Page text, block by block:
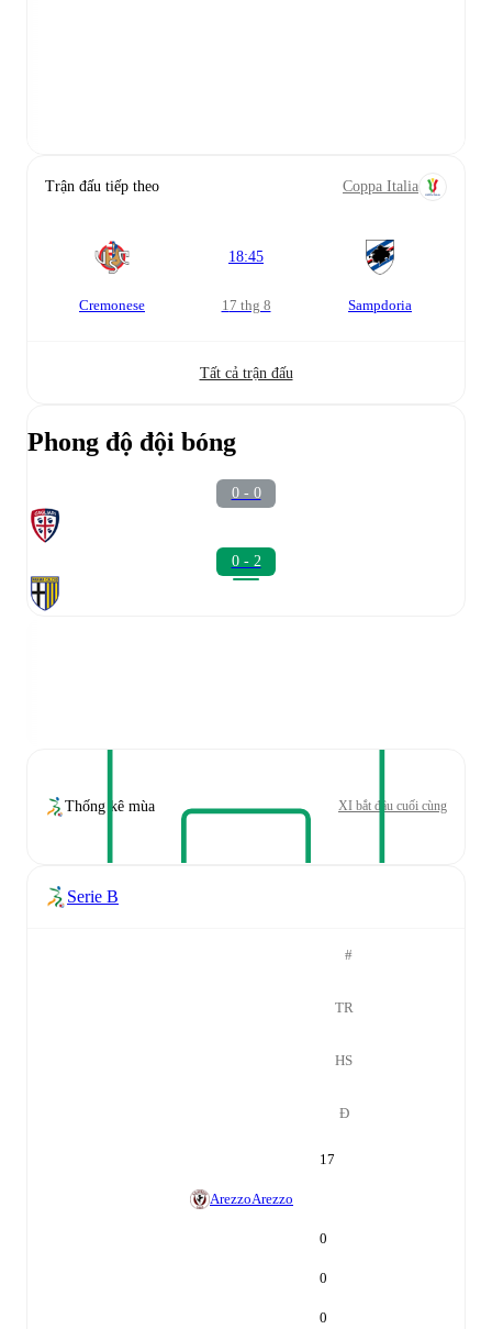
Trận đấu tiếp theo Coppa Italia
Cremonese
18:45
17 thg 8 Sampdoria
Tất cả trận đấu
Phong độ đội bóng
0 - 0
0 - 2
Thống kê mùa XI bắt đầu cuối cùng
Serie B
#
TR
HS
Đ
17
ArezzoArezzo
0
0
0